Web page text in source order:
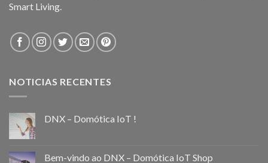
Smart Living.
NOTICIAS RECENTES
DNX – Domótica IoT !
Bem-vindo ao DNX – Domótica IoT Shop